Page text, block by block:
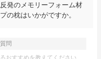
発のメモリーフォーム材
の枕はいかがですか。
問
おすすめを教えてください